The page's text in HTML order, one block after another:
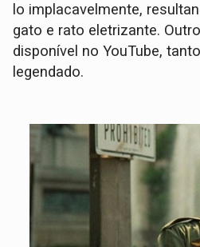
lo implacavelmente,
gato e rato eletrizante.
disponível no YouTube,
legendado.